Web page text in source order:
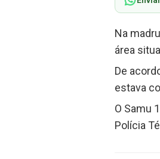
Na
área
De
estava
O Samu
Polícia